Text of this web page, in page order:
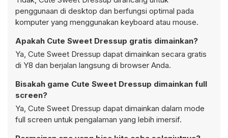
penggunaan di desktop dan berfungsi optimal pada
komputer yang menggunakan keyboard atau mouse.
Apakah Cute Sweet Dressup gratis dimainkan?
Ya, Cute Sweet Dressup dapat dimainkan secara gratis
di Y8 dan berjalan langsung di browser Anda.
Bisakah game Cute Sweet Dressup dimainkan full
screen?
Ya, Cute Sweet Dressup dapat dimainkan dalam mode
full screen untuk pengalaman yang lebih imersif.